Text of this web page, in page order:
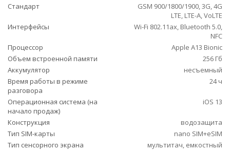
Стандарт
GSM 900/1800/1900, 3G, 4G
LTE, LTE-A, VoLTE
Интерфейсы
Wi-Fi 802.11ax, Bluetooth 5.0,
NFC
Процессор
Apple A13 Bionic
Объем встроенной памяти
256 Гб
Аккумулятор
несъемный
Время работы в режиме
разговора
24 ч
Операционная система (на
начало продаж)
iOS 13
Конструкция
водозащита
Тип SIM-карты
nano SIM+eSIM
Тип сенсорного экрана
мультитач, емкостный